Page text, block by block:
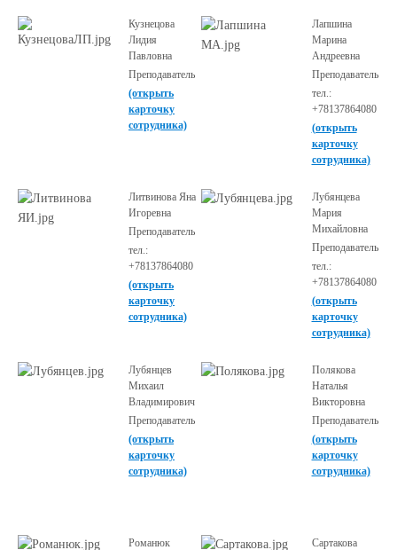
Кузнецова
Лидия
Павловна
Преподаватель
(открыть
карточку
сотрудника)
Лапшина
Марина
Андреевна
Преподаватель
тел.:
+78137864080
(открыть
карточку
сотрудника)
Литвинова Яна
Игоревна
Преподаватель
тел.:
+78137864080
(открыть
карточку
сотрудника)
Лубянцева
Мария
Михайловна
Преподаватель
тел.:
+78137864080
(открыть
карточку
сотрудника)
Лубянцев
Михаил
Владимирович
Преподаватель
(открыть
карточку
сотрудника)
Полякова
Наталья
Викторовна
Преподаватель
(открыть
карточку
сотрудника)
Романюк
Сартакова